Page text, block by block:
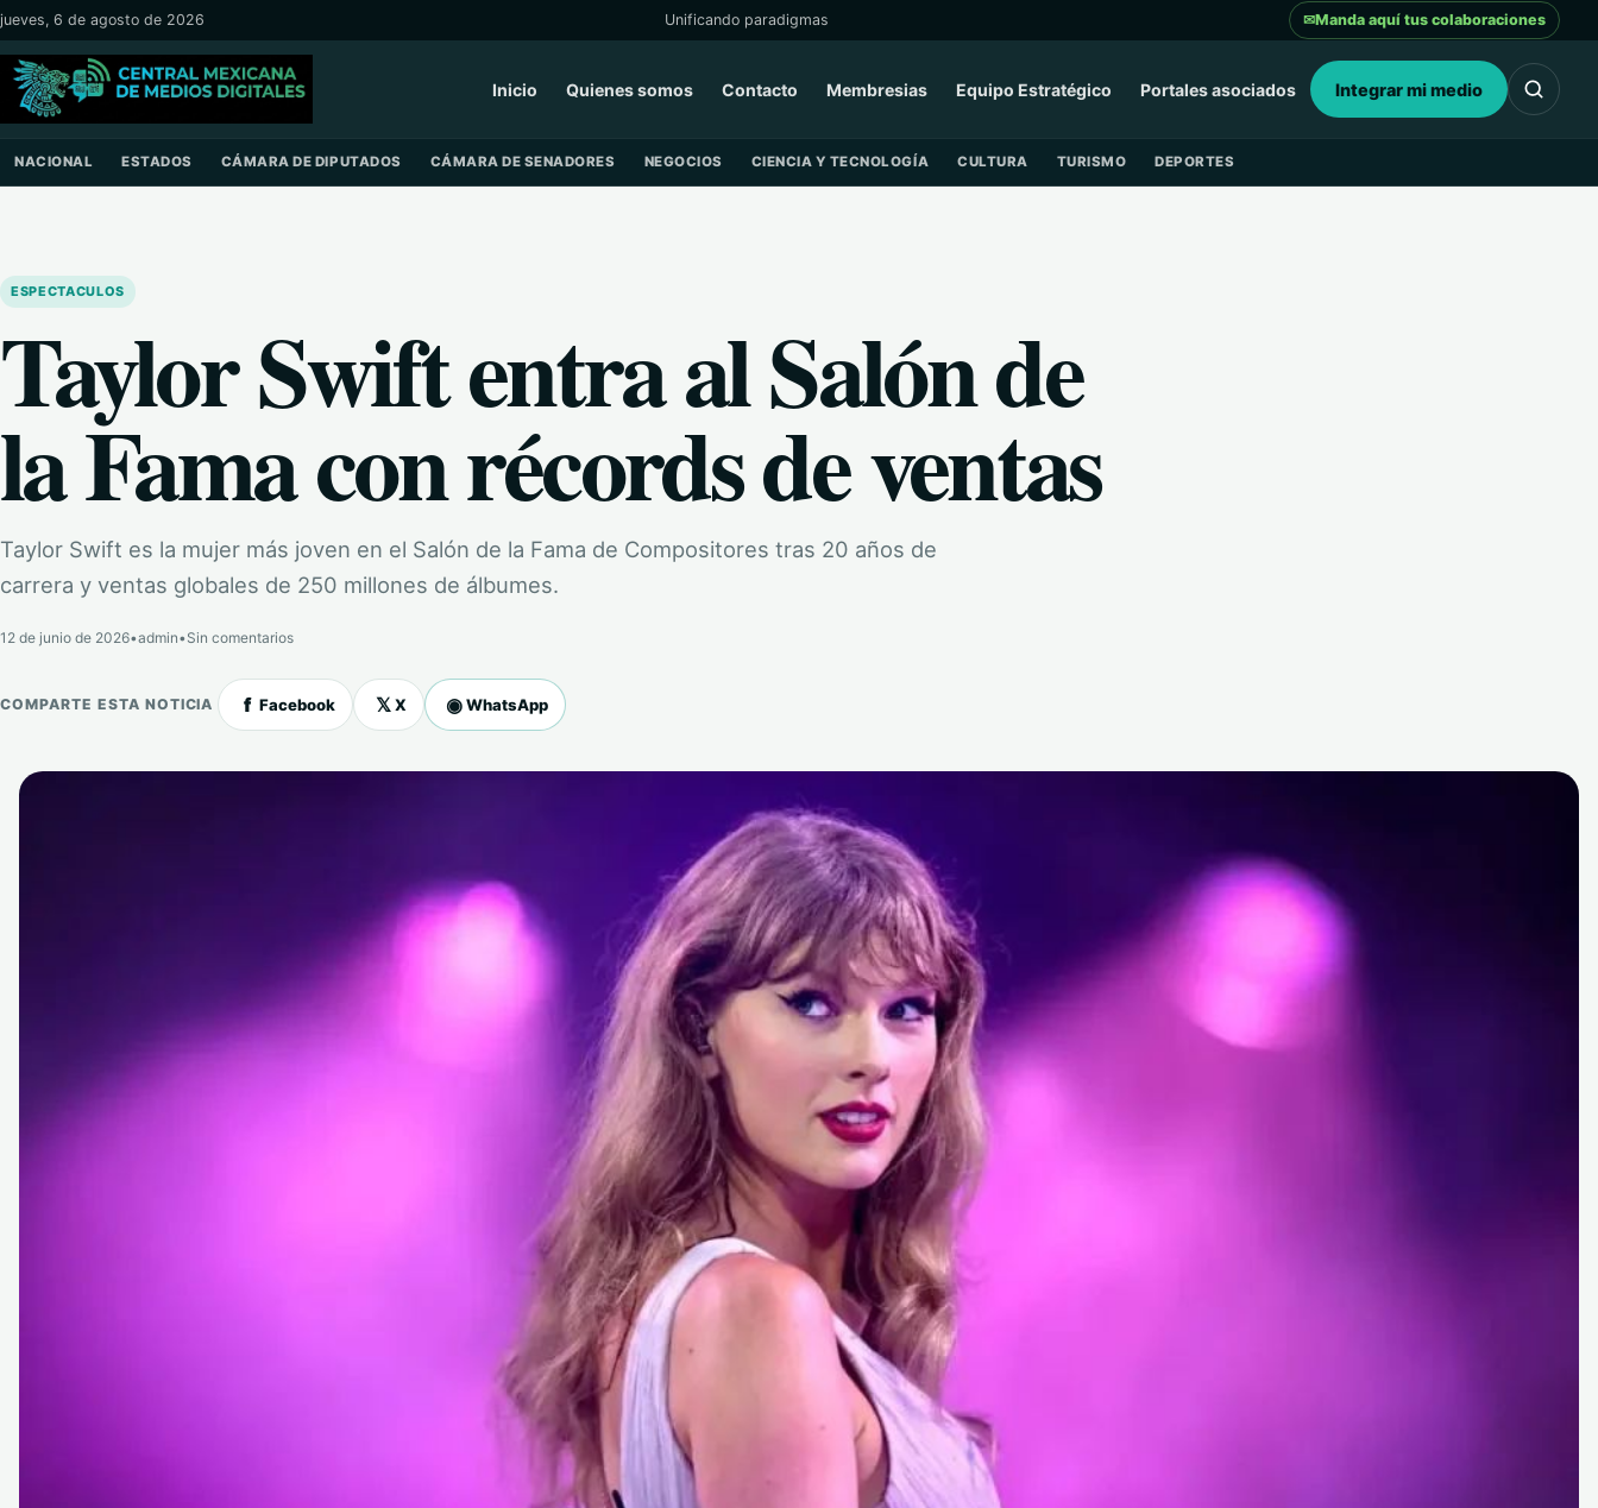
Saltar al contenido
jueves, 6 de agosto de 2026 Unificando paradigmas ✉Manda aquí tus colaboraciones
Inicio Quienes somos Contacto Membresias Equipo Estratégico Portales asociados Integrar mi medio
NACIONAL ESTADOS CÁMARA DE DIPUTADOS CÁMARA DE SENADORES NEGOCIOS CIENCIA Y TECNOLOGÍA CULTURA TURISMO DEPORTES
ESPECTACULOS
Taylor Swift entra al Salón de
la Fama con récords de ventas
Taylor Swift es la mujer más joven en el Salón de la Fama de Compositores tras 20 años de
carrera y ventas globales de 250 millones de álbumes.
12 de junio de 2026•admin•Sin comentarios
COMPARTE ESTA NOTICIA f Facebook 𝕏 X ◉ WhatsApp